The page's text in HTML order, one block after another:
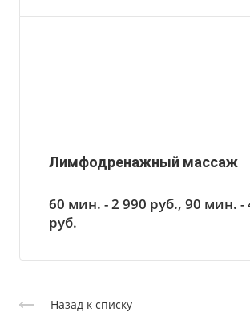
Лимфодренажный массаж
60 мин. - 2 990 руб., 90 мин. -
руб.
Назад к списку